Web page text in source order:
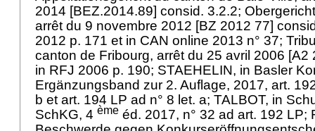
2014 [BEZ.2014.89] consid. 3.2.2;
arrêt du 9 novembre 2012 [BZ 2012 77]
2012 p. 171 et in CAN online 2013 n° 37;
canton de Fribourg, arrêt du 25 avril 2006 [A2
in RFJ 2006 p. 190; STAEHELIN, in Basler
Ergänzungsband zur 2. Auflage, 2017, art.
b et art. 194 LP ad n° 8 let. a; TALBOT, in
SchKG, 4 ème éd. 2017, n° 32 ad art. 192 LP;